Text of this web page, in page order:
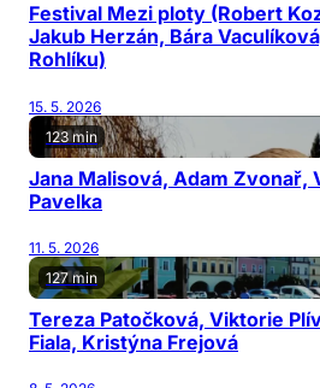
Festival Mezi ploty (Robert
Jakub Herzán, Bára
Rohlíku)
15. 5. 2026
123 min
Jana Malisová, Adam Zvonař,
Pavelka
11. 5. 2026
127 min
Tereza Patočková, Viktorie
Fiala, Kristýna Frejová